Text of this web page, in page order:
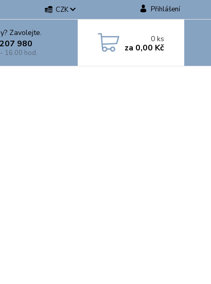
CZK Přihlášení
Zavolejte.
980
16.00 hod.
0ks
za 0,00 Kč